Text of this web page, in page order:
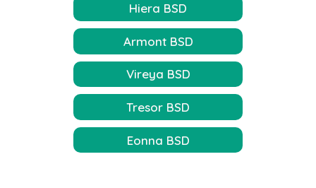
Hiera BSD
Armont BSD
Vireya BSD
Tresor BSD
Eonna BSD